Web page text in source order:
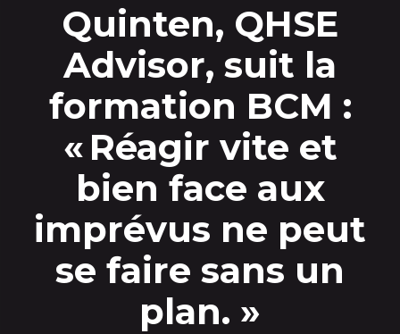
Quinten, QHSE
Advisor, suit la
formation BCM :
« Réagir vite et
bien face aux
imprévus ne peut
se faire sans un
plan. »